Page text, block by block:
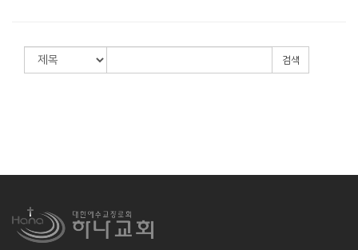
검색